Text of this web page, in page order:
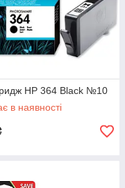
HP 364 Black №10
в наявності